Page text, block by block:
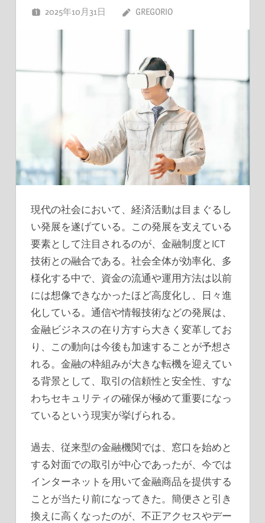
2025年10月31日 GREGORIO
現代の社会において、経済活動は目まぐるし
い発展を遂げている。 この発展を支えている
要素として注目されるのが、金融制度とICT
技術との融合である。社会全体が効率化、多
様化する中で、資金の流通や運用方法は以前
には想像できなかったほど高度化し、日々進
化している。通信や情報技術などの発展は、
金融ビジネスの在り方すら大きく変革してお
り、この動向は今後も加速することが予想さ
れる。金融の枠組みが大きな転機を迎えてい
る背景として、取引の信頼性と安全性、すな
わちセキュリティの確保が極めて重要になっ
ているという現実が挙げられる。
過去、従来型の金融機関では、窓口を始めと
する対面での取引が中心であったが、今では
インターネットを用いて金融商品を提供する
ことが当たり前になってきた。簡便さと引き
換えに高くなったのが、不正アクセスやデー